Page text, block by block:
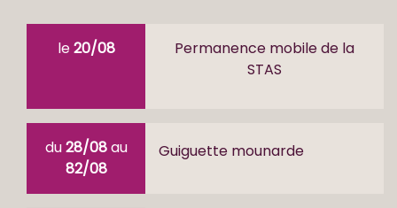
le20/08
Permanence mobile de la
STAS
du28/08au
82/08
Guiguette mounarde